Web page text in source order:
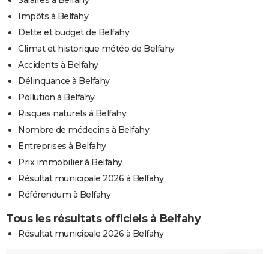
Impôts à Belfahy
Dette et budget de Belfahy
Climat et historique météo de Belfahy
Accidents à Belfahy
Délinquance à Belfahy
Pollution à Belfahy
Risques naturels à Belfahy
Nombre de médecins à Belfahy
Entreprises à Belfahy
Prix immobilier à Belfahy
Résultat municipale 2026 à Belfahy
Référendum à Belfahy
Tous les résultats officiels à Belfahy
Résultat municipale 2026 à Belfahy